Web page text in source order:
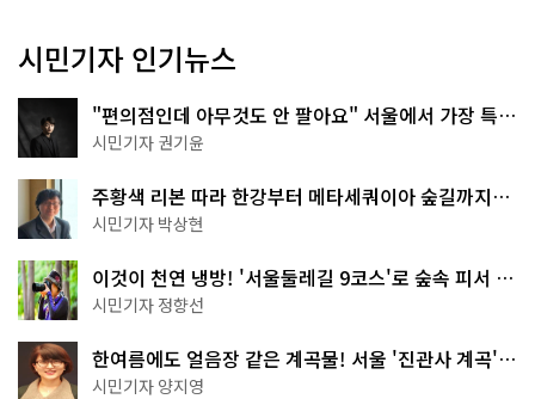
시민기자 인기뉴스
"편의점인데 아무것도 안 팔아요" 서울에서 가장 특별
한 편의점의 정체
시민기자 권기윤
주황색 리본 따라 한강부터 메타세쿼이아 숲길까지…
서울둘레길 15코스
시민기자 박상현
이것이 천연 냉방! '서울둘레길 9코스'로 숲속 피서 떠
나볼까
시민기자 정향선
한여름에도 얼음장 같은 계곡물! 서울 '진관사 계곡'이
천국이네~
시민기자 양지영